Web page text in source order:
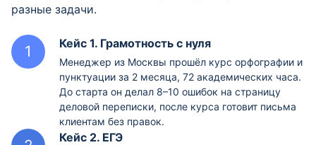
разные задачи.
Кейс 1. Грамотность с нуля
Менеджер из Москвы прошёл курс орфографии и
пунктуации за 2 месяца, 72 академических часа.
До старта он делал 8–10 ошибок на страницу
деловой переписки, после курса готовит письма
клиентам без правок.
Кейс 2. ЕГЭ